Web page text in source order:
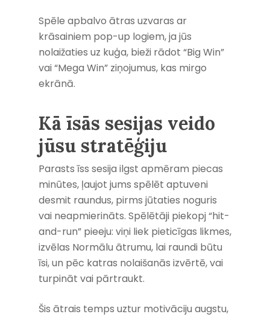
Spēle apbalvo ātras uzvaras ar
krāsainiem pop-up logiem, ja jūs
nolaižaties uz kuģa, bieži rādot “Big Win”
vai “Mega Win” ziņojumus, kas mirgo
ekrānā.
Kā īsās sesijas veido
jūsu stratēģiju
Parasts īss sesija ilgst apmēram piecas
minūtes, ļaujot jums spēlēt aptuveni
desmit raundus, pirms jūtaties noguris
vai neapmierināts. Spēlētāji piekopj “hit-
and-run” pieeju: viņi liek pieticīgas likmes,
izvēlas Normālu ātrumu, lai raundi būtu
īsi, un pēc katras nolaišanās izvērtē, vai
turpināt vai pārtraukt.
Šis ātrais temps uztur motivāciju augstu,